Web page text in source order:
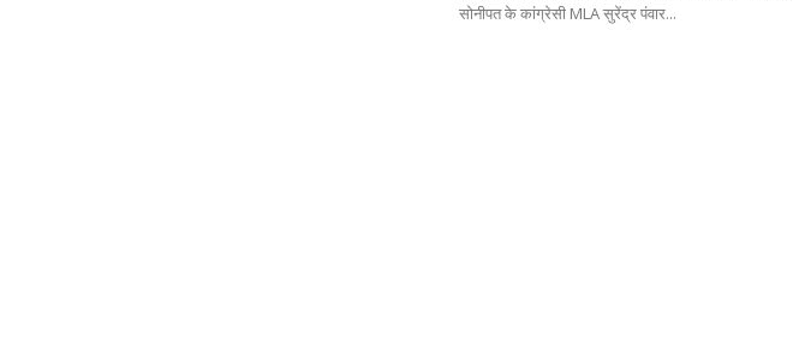
सोनीपत के कांग्रेसी MLA सुरेंद्र पंवार...